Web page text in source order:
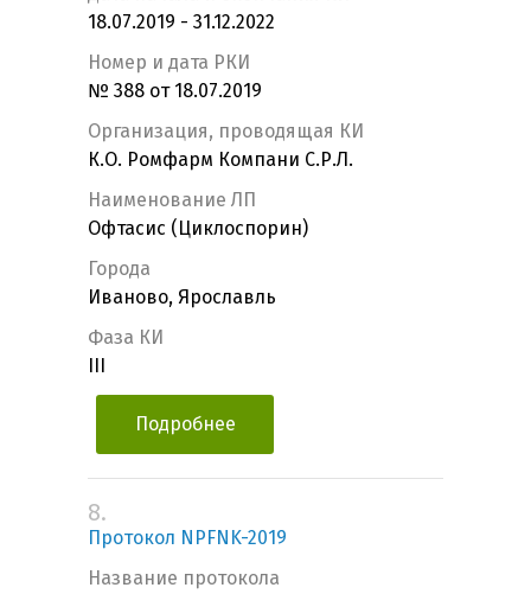
18.07.2019 - 31.12.2022
Номер и дата РКИ
№ 388 от 18.07.2019
Организация, проводящая КИ
К.О. Ромфарм Компани С.Р.Л.
Наименование ЛП
Офтасис (Циклоспорин)
Города
Иваново, Ярославль
Фаза КИ
Подробнее
8.
Протокол NPFNK-2019
Название протокола